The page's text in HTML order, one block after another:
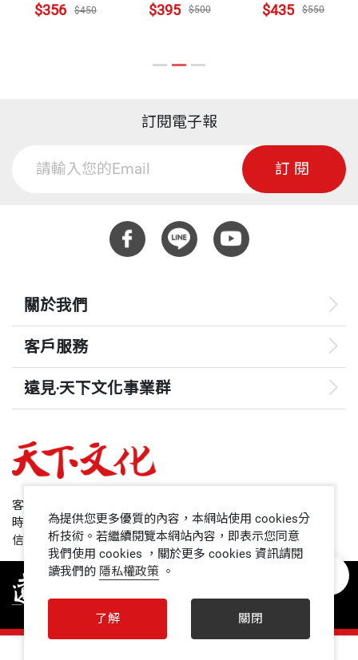
$356 $450 $395 $500 $435 $550
訂閱電子報
訂閱
關於我們
客戶服務
遠見‧天下文化事業群
哈佛商業評論
領導影響力學院
1號課堂
客服專線：+886 2 2662-0012
時間：週一~週五9:00~12:30;13:30~17:00
信箱：service@cwgv.com.tw
為提供您更多優質的內容，本網站使用 cookies分
析技術。若繼續閱覽本網站內容，即表示您同意
我們使用 cookies ，關於更多 cookies 資訊請閱
讀我們的 隱私權政策 。
了解 關閉